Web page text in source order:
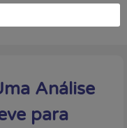
Análise
para